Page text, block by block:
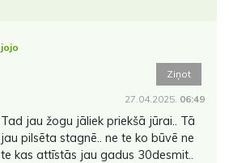
jojo
Ziņot
27.04.2025. 06:49
Tad jau žogu jāliek priekšā jūrai.. Tā
jau pilsēta stagnē.. ne te ko būvē ne
te kas attīstās jau gadus 30desmit..